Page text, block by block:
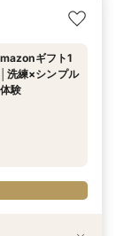
感で愉し
場を少人数で
クなチャペル
ディングを体
ト×豪華特典
ナーズメゾン
ギフト1
洗練×シンプル
験